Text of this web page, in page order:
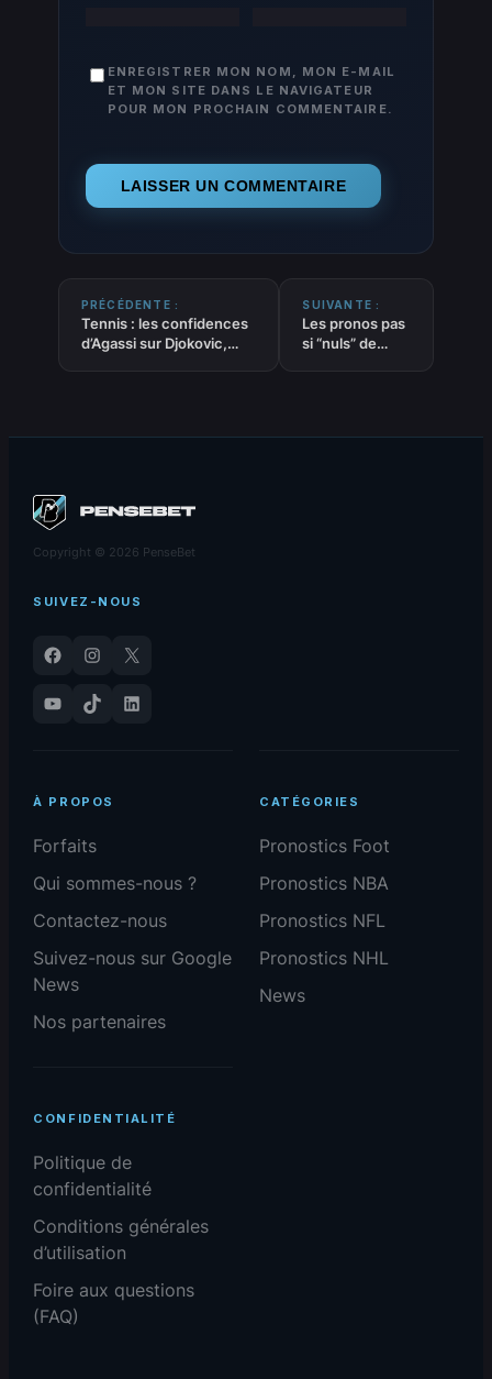
ENREGISTRER MON NOM, MON E-MAIL
ET MON SITE DANS LE NAVIGATEUR
POUR MON PROCHAIN COMMENTAIRE.
PRÉCÉDENTE :
Tennis : les confidences
d’Agassi sur Djokovic,
SUIVANTE :
Les pronos pas
si “nuls” de
Copyright © 2026 PenseBet
SUIVEZ-NOUS
Facebook Instagram
X
YouTube
TikTok LinkedIn
À PROPOS
Forfaits
Qui sommes-nous ?
Contactez-nous
Suivez-nous sur Google
News
Nos partenaires
CATÉGORIES
Pronostics Foot
Pronostics NBA
Pronostics NFL
Pronostics NHL
News
CONFIDENTIALITÉ
Politique de
confidentialité
Conditions générales
d’utilisation
Foire aux questions
(FAQ)